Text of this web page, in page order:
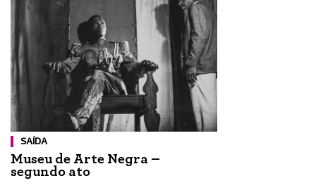
SAÍDA
Museu de Arte Negra –
segundo ato